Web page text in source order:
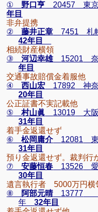
① 野口亨 20457東
年目
非弁提携
②藤井正章 7451 札
42年目
相続財産横領
③河辺幸雄 15201
年目
交通事故賠償金着服他
④西山宏 17892 神
20年目
公正証書不実記載他
⑤
村山眞 13019 大
31年目
着手金返還せず
⑥松岡庸介 12081
31年目
預り金返還せず。裁判行
⑦安藤恒春 13526
30年目
遺言執行者5000万円横
⑧ 阿部元晴 13777
年32年目